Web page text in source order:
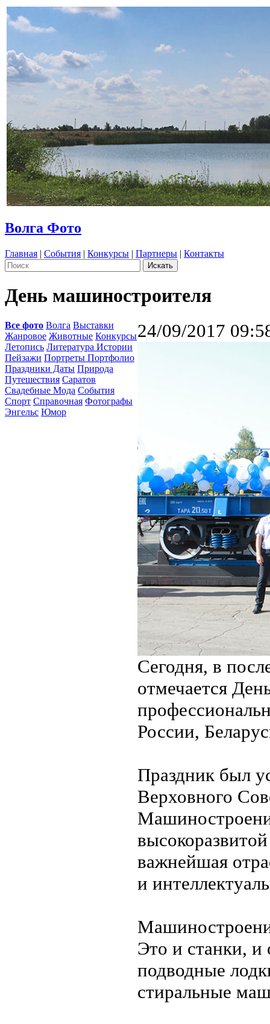
Волга Фото
Главная | События | Конкурсы | Партнеры | Контакты
День машиностроителя
Все фото Волга Выставки
Жанровое Животные Конкурсы
Летопись Литература Истории
Пейзажи Портреты Портфолио
Праздники Даты Природа
Путешествия Саратов
Свадебные Мода События
Спорт Справочная Фотографы
Энгельс Юмор
24/09/2017
Сегодня, в
отмечается
России,
Праздник был
Верховного
важнейшая
и
Это и станки, и
подводные
стиральные